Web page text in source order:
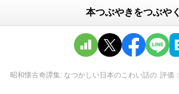
本つぶやきをつぶやく
昭和懐古奇譚集: なつかしい日本のこわい話の 評価